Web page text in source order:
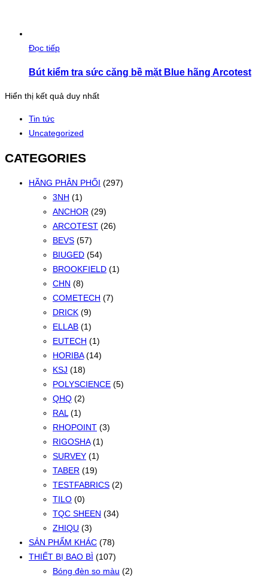
Đọc tiếp
Bút kiểm tra sức căng bề mặt Blue hãng Arcotest
Hiển thị kết quả duy nhất
Tin tức
Uncategorized
CATEGORIES
HÃNG PHÂN PHỐI (297)
3NH (1)
ANCHOR (29)
ARCOTEST (26)
BEVS (57)
BIUGED (54)
BROOKFIELD (1)
CHN (8)
COMETECH (7)
DRICK (9)
ELLAB (1)
EUTECH (1)
HORIBA (14)
KSJ (18)
POLYSCIENCE (5)
QHQ (2)
RAL (1)
RHOPOINT (3)
RIGOSHA (1)
SURVEY (1)
TABER (19)
TESTFABRICS (2)
TILO (0)
TQC SHEEN (34)
ZHIQU (3)
SẢN PHẨM KHÁC (78)
THIẾT BỊ BAO BÌ (107)
Bóng đèn so màu (2)